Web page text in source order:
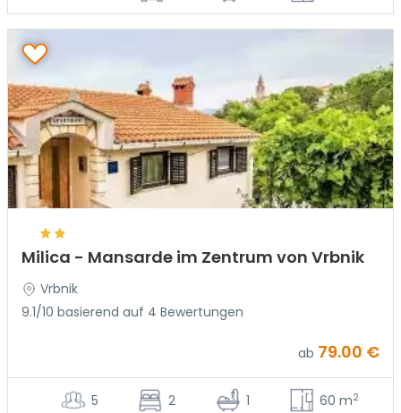
Milica - Mansarde im Zentrum von Vrbnik
Vrbnik
9.1/10 basierend auf 4 Bewertungen
ab 79.00 €
5 2 1 60 m2